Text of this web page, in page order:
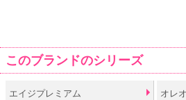
このブランドのシリーズ
エイジプレミアム オレ